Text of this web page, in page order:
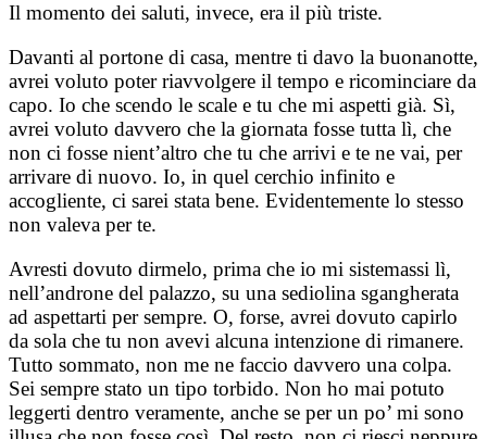
Il momento dei saluti, invece, era il più triste.
Davanti al portone di casa, mentre ti davo la buonanotte,
avrei voluto poter riavvolgere il tempo e ricominciare da
capo. Io che scendo le scale e tu che mi aspetti già. Sì,
avrei voluto davvero che la giornata fosse tutta lì, che
non ci fosse nient’altro che tu che arrivi e te ne vai, per
arrivare di nuovo. Io, in quel cerchio infinito e
accogliente, ci sarei stata bene. Evidentemente lo stesso
non valeva per te.
Avresti dovuto dirmelo, prima che io mi sistemassi lì,
nell’androne del palazzo, su una sediolina sgangherata
ad aspettarti per sempre. O, forse, avrei dovuto capirlo
da sola che tu non avevi alcuna intenzione di rimanere.
Tutto sommato, non me ne faccio davvero una colpa.
Sei sempre stato un tipo torbido. Non ho mai potuto
leggerti dentro veramente, anche se per un po’ mi sono